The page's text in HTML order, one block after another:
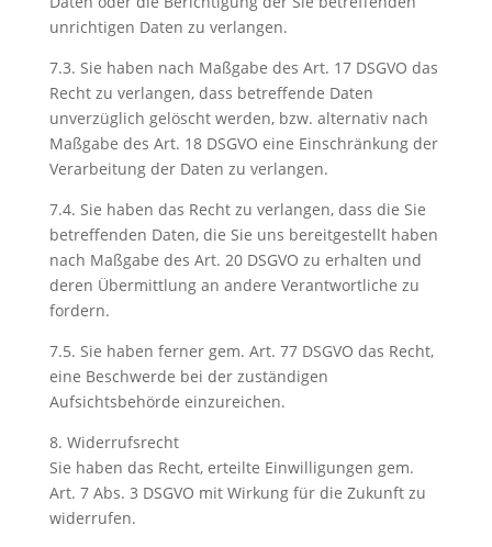
unrichtigen Daten zu verlangen.
7.3. Sie haben nach Maßgabe des Art. 17 DSGVO das
Recht zu verlangen, dass betreffende Daten
unverzüglich gelöscht werden, bzw. alternativ nach
Maßgabe des Art. 18 DSGVO eine Einschränkung der
Verarbeitung der Daten zu verlangen.
7.4. Sie haben das Recht zu verlangen, dass die Sie
betreffenden Daten, die Sie uns bereitgestellt haben
nach Maßgabe des Art. 20 DSGVO zu erhalten und
deren Übermittlung an andere Verantwortliche zu
fordern.
7.5. Sie haben ferner gem. Art. 77 DSGVO das Recht,
eine Beschwerde bei der zuständigen
Aufsichtsbehörde einzureichen.
8. Widerrufsrecht
Sie haben das Recht, erteilte Einwilligungen gem.
Art. 7 Abs. 3 DSGVO mit Wirkung für die Zukunft zu
widerrufen.